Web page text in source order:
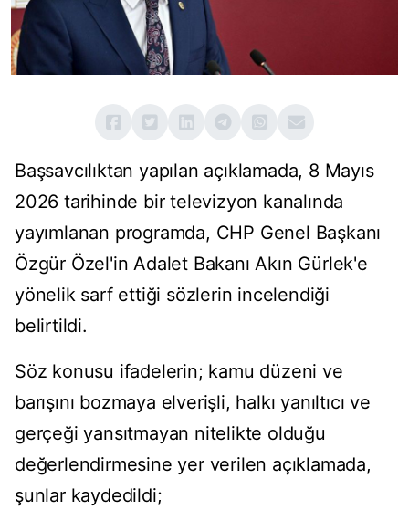
Başsavcılıktan yapılan açıklamada, 8 Mayıs
2026 tarihinde bir televizyon kanalında
yayımlanan programda, CHP Genel Başkanı
Özgür Özel'in Adalet Bakanı Akın Gürlek'e
yönelik sarf ettiği sözlerin incelendiği
belirtildi.
Söz konusu ifadelerin; kamu düzeni ve
barışını bozmaya elverişli, halkı yanıltıcı ve
gerçeği yansıtmayan nitelikte olduğu
değerlendirmesine yer verilen açıklamada,
şunlar kaydedildi;